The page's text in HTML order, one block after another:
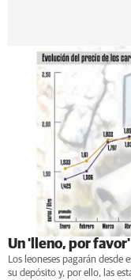
Un 'lleno, por favor'
Los leoneses pagarán desde
su depósito y, por ello, las